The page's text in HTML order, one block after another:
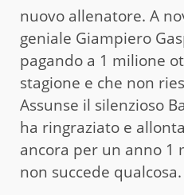
nuovo allenatore. A
geniale Giampiero
pagando a 1 milione
stagione e che non
Assunse il silenzioso
ha ringraziato e
ancora per un anno 1
non succede qualcosa.